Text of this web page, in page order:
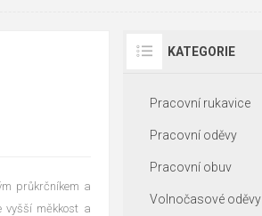
průkrčníkem a
vyšší měkkost a
KATEGORIE
Pracovní rukavice
Pracovní oděvy
Pracovní obuv
Volnočasové oděvy